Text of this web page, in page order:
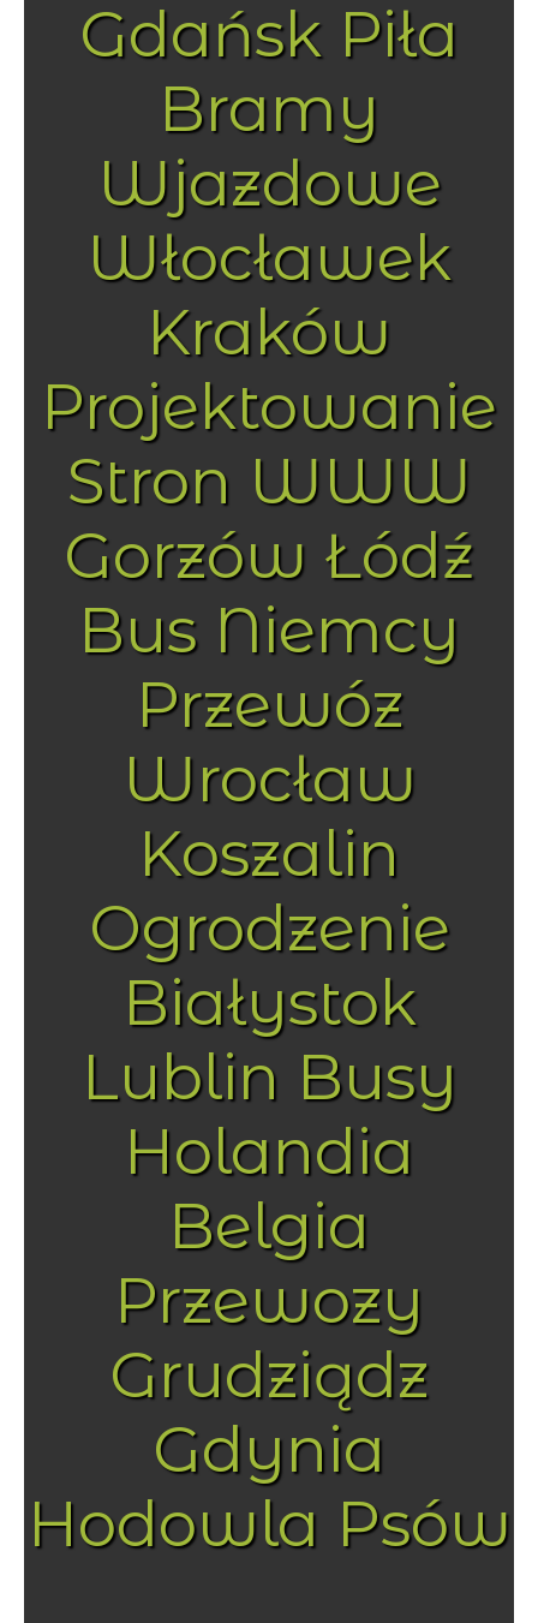
Gdańsk Piła
Bramy
Wjazdowe
Włocławek
Kraków
Projektowanie
Stron WWW
Gorzów Łódź
Bus Niemcy
Przewóz
Wrocław
Koszalin
Ogrodzenie
Białystok
Lublin Busy
Holandia
Belgia
Przewozy
Grudziądz
Gdynia
Hodowla Psów